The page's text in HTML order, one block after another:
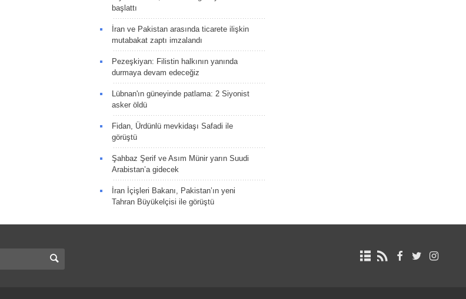
başlattı
İran ve Pakistan arasında ticarete ilişkin
mutabakat zaptı imzalandı
Pezeşkiyan: Filistin halkının yanında
durmaya devam edeceğiz
Lübnan'ın güneyinde patlama: 2 Siyonist
asker öldü
Fidan, Ürdünlü mevkidaşı Safadi ile
görüştü
Şahbaz Şerif ve Asım Münir yarın Suudi
Arabistan’a gidecek
İran İçişleri Bakanı, Pakistan’ın yeni
Tahran Büyükelçisi ile görüştü